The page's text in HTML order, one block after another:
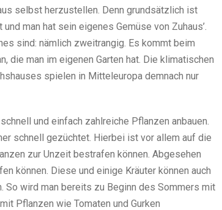
selbst herzustellen. Denn grundsätzlich ist
man hat sein eigenes Gemüse von Zuhaus’.
sind: nämlich zweitrangig. Es kommt beim
die man im eigenen Garten hat. Die klimatischen
spielen in Mitteleuropa demnach nur
und einfach zahlreiche Pflanzen anbauen.
schnell gezüchtet. Hierbei ist vor allem auf die
zur Unzeit bestrafen können. Abgesehen
können. Diese und einige Kräuter können auch
So wird man bereits zu Beginn des Sommers mit
Pflanzen wie Tomaten und Gurken